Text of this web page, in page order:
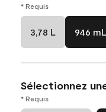
* Requis
3,78 L 946 mL
Sélectionnez
* Requis